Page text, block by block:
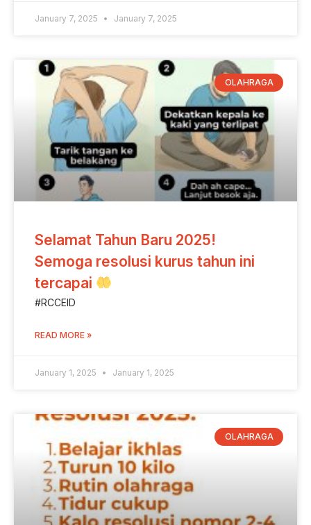
January 7, 2025 January 7, 2025
OLAHRAGA
Selamat Tahun Baru 2025!
Semoga resolusi kurus tahun ini
tercapai
#RCCEID
READ MORE »
January 1, 2025 January 1, 2025
OLAHRAGA